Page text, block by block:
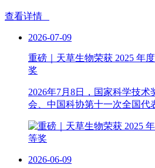
查看详情
2026-07-09
重磅｜天草生物荣获 2025 年
奖
2026年7月8日，国家科学技
会、中国科协第十一次全国代
2026-06-09